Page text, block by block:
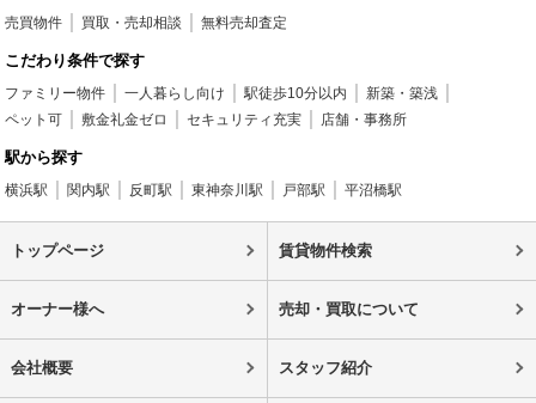
売買物件 買取・売却相談 無料売却査定
こだわり条件で探す
ファミリー物件 一人暮らし向け 駅徒歩10分以内
新築・築浅
ペット可
敷金礼金ゼロ セキュリティ充実 店舗・事務所
駅から探す
横浜駅 関内駅 反町駅 東神奈川駅 戸部駅 平沼橋駅
トップページ 賃貸物件検索
オーナー様へ 売却・買取について
会社概要 スタッフ紹介